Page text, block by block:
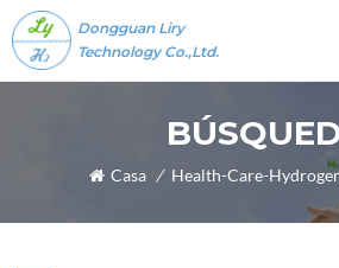
Dongguan Liry
Technology Co.,Ltd.
Casa / Health-Care-